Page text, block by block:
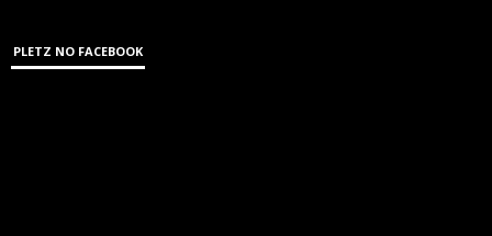
PLETZ NO FACEBOOK